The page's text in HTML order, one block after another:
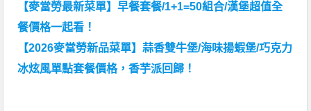
【麥當勞最新菜單】早餐套餐/1+1=50組合/漢堡超值全
餐價格一起看！
【2026麥當勞新品菜單】蒜香雙牛堡/海味揚蝦堡/巧克力
冰炫風單點套餐價格，香芋派回歸！